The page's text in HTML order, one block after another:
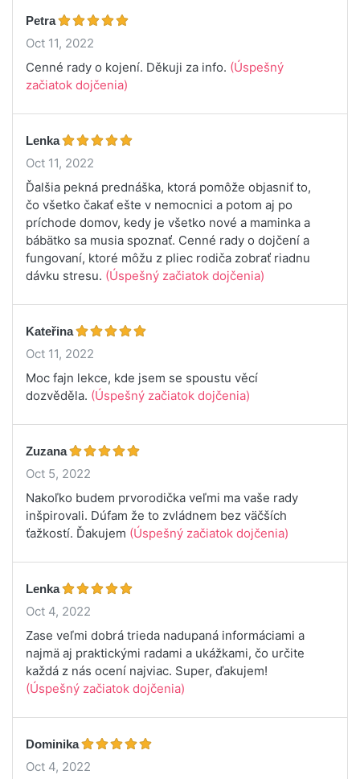
Petra
Oct 11, 2022
Cenné rady o kojení. Děkuji za info. (Úspešný
začiatok dojčenia)
Lenka
Oct 11, 2022
Ďalšia pekná prednáška, ktorá pomôže objasniť to,
čo všetko čakať ešte v nemocnici a potom aj po
príchode domov, kedy je všetko nové a maminka a
bábätko sa musia spoznať. Cenné rady o dojčení a
fungovaní, ktoré môžu z pliec rodiča zobrať riadnu
dávku stresu. (Úspešný začiatok dojčenia)
Kateřina
Oct 11, 2022
Moc fajn lekce, kde jsem se spoustu věcí
dozvěděla. (Úspešný začiatok dojčenia)
Zuzana
Oct 5, 2022
Nakoľko budem prvorodička veľmi ma vaše rady
inšpirovali. Dúfam že to zvládnem bez väčších
ťažkostí. Ďakujem (Úspešný začiatok dojčenia)
Lenka
Oct 4, 2022
Zase veľmi dobrá trieda nadupaná informáciami a
najmä aj praktickými radami a ukážkami, čo určite
každá z nás ocení najviac. Super, ďakujem!
(Úspešný začiatok dojčenia)
Dominika
Oct 4, 2022